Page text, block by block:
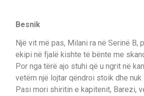
Besnik
Një vit më pas, Milani ra në Serinë B,
ekipi në fjalë kishte të bënte me
Por nga tërë ajo stuhi që u ngrit në
vetëm një lojtar qëndroi stoik dhe nuk
Pasi mori shiritin e kapitenit, Barezi,